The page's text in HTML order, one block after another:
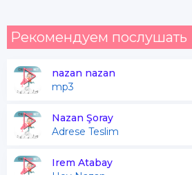
Рекомендуем послушать
nazan nazan
mp3
Nazan Şoray
Adrese Teslim
Irem Atabay